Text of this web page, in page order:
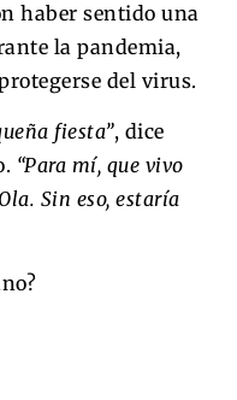
haber sentido una
la pandemia,
del virus.
fiesta”, dice
“Para mí, que vivo
Sin eso, estaría